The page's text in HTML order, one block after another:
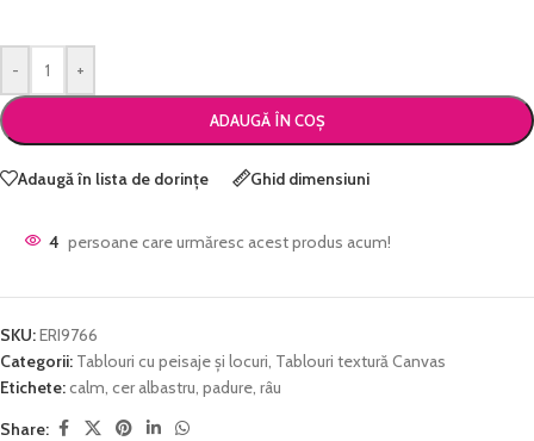
- +
ADAUGĂ ÎN COȘ
Adaugă în lista de dorințe Ghid dimensiuni
4 persoane care urmăresc acest produs acum!
SKU:ERI9766
Categorii: Tablouri cu peisaje și locuri, Tablouri textură Canvas
Etichete:calm, cer albastru, padure, râu
Share: